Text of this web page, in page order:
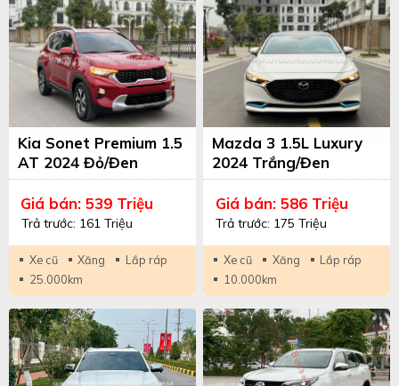
Kia Sonet Premium 1.5
AT 2024 Đỏ/Đen
Giá bán: 539 Triệu
Trả trước: 161 Triệu
Xe cũ Xăng
Lắp ráp
25.000km
Mazda 3 1.5L Luxury
2024 Trắng/Đen
Giá bán: 586 Triệu
Trả trước: 175 Triệu
Xe cũ Xăng
Lắp ráp
10.000km